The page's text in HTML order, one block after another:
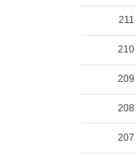
211
210
209
208
207